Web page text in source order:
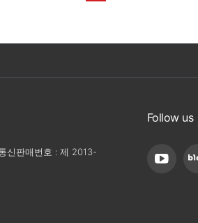
신판매번호 : 제 2013-
Follow us